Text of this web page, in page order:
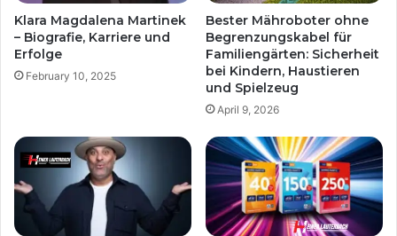
Klara Magdalena Martinek
– Biografie, Karriere und
Erfolge
February 10, 2025
Bester Mähroboter ohne
Begrenzungskabel für
Familiengärten: Sicherheit
bei Kindern, Haustieren
und Spielzeug
April 9, 2026